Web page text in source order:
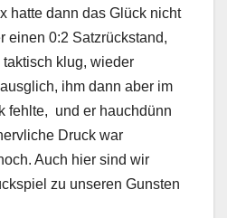
hatte dann das Glück nicht
einen 0:2 Satzrückstand,
klug, wieder
ihm dann aber im
fehlte, und er hauchdünn
Druck war
Auch hier sind wir
zu unseren Gunsten